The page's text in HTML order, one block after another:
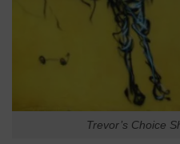
Trevor’s Choice